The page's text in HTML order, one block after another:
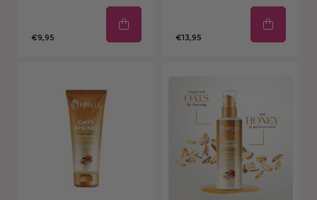
€9,95 €13,95